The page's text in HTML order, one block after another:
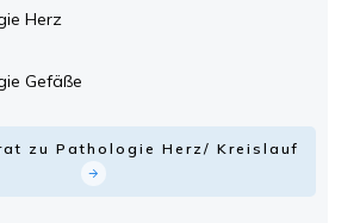
Herz
Gefäße
zu Pathologie Herz/ Kreislauf